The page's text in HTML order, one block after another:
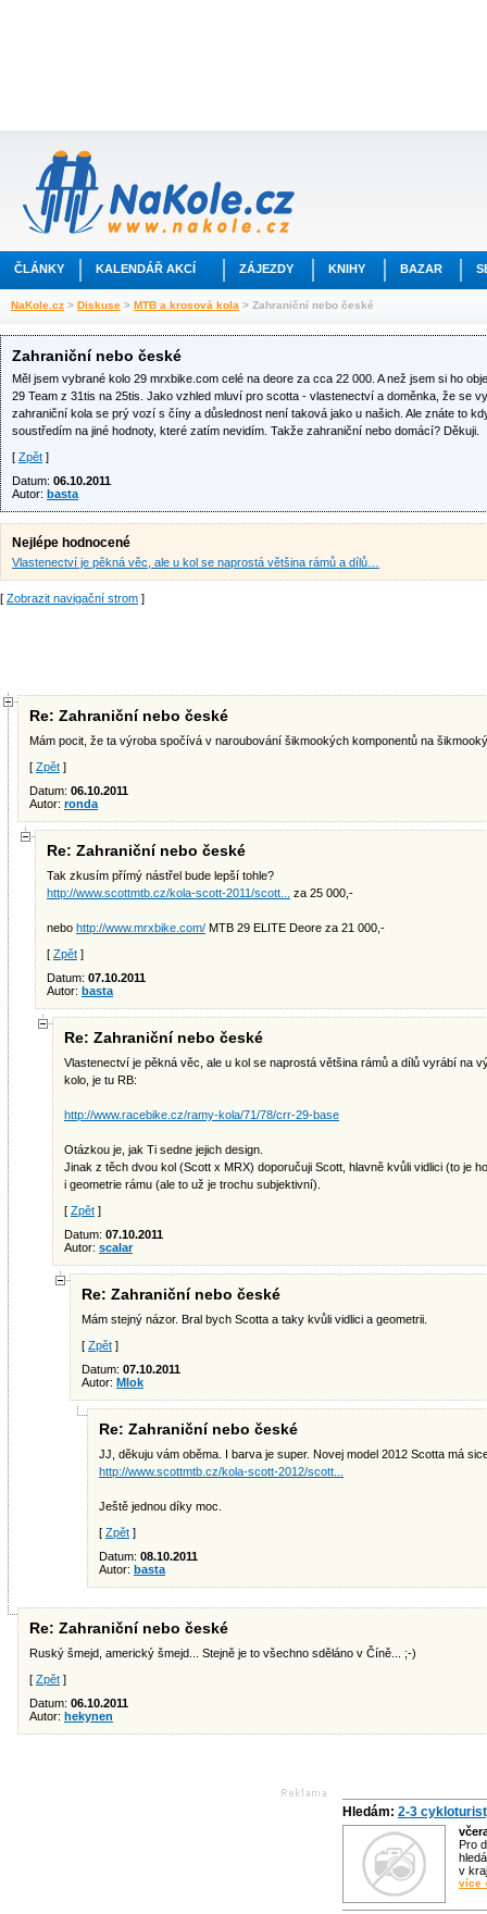
ČLÁNKY KALENDÁŘ AKCÍ ZÁJEZDY KNIHY BAZAR
NaKole.cz > Diskuse > MTB a krosová kola > Zahraniční nebo české
Zahraniční nebo české
Měl jsem vybrané kolo 29 mrxbike.com celé na deore za cca 22 000. A než jsem si ho
29 Team z 31tis na 25tis. Jako vzhled mluví pro scotta - vlastenectví a doměnka, že se
zahraniční kola se prý vozí s číny a důslednost není taková jako u našich. Ale znáte to
soustředím na jiné hodnoty, které zatím nevidím. Takže zahraniční nebo domácí? Děkuji.
[ Zpět ]
Datum: 06.10.2011
Autor: basta
Nejlépe hodnocené
Vlastenectví je pěkná věc, ale u kol se naprostá většina rámů a dílů…
[ Zobrazit navigační strom ]
Re: Zahraniční nebo české
Mám pocit, že ta výroba spočívá v naroubování šikmookých komponentů na
[ Zpět ]
Datum: 06.10.2011
Autor: ronda
Re: Zahraniční nebo české
Tak zkusím přímý nástřel bude lepší tohle?
http://www.scottmtb.cz/kola-scott-2011/scott...
za 25 000,-
nebo http://www.mrxbike.com/ MTB 29 ELITE Deore za 21 000,-
[ Zpět ]
Datum: 07.10.2011
Autor: basta
Re: Zahraniční nebo české
Vlastenectví je pěkná věc, ale u kol se naprostá většina rámů a dílů vyrábí na
kolo, je tu RB:
http://www.racebike.cz/ramy-kola/71/78/crr-29-base
Otázkou je, jak Ti sedne jejich design.
Jinak z těch dvou kol (Scott x MRX) doporučuji Scott, hlavně kvůli vidlici (to je
i geometrie rámu (ale to už je trochu subjektivní).
[ Zpět ]
Datum: 07.10.2011
Autor: scalar
Re: Zahraniční nebo české
Mám stejný názor. Bral bych Scotta a taky kvůli vidlici a geometrii.
[ Zpět ]
Datum: 07.10.2011
Autor: Mlok
Re: Zahraniční nebo české
JJ, děkuju vám oběma. I barva je super. Novej model 2012 Scotta má
http://www.scottmtb.cz/kola-scott-2012/scott...
Ještě jednou díky moc.
[ Zpět ]
Datum: 08.10.2011
Autor: basta
Re: Zahraniční nebo české
Ruský šmejd, americký šmejd... Stejně je to všechno sděláno v Číně... ;-)
[ Zpět ]
Datum: 06.10.2011
Autor: hekynen
Hledám: 2-3
Pro
v
více